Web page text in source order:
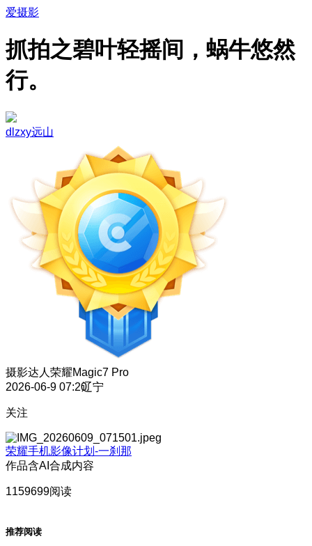
爱摄影
抓拍之碧叶轻摇间，蜗牛悠然
行。
dlzxy远山
摄影达人 荣耀Magic7 Pro
2026-06-9 07:20辽宁
关注
荣耀手机影像计划-一刹那
作品含AI合成内容
1159699阅读
推荐阅读